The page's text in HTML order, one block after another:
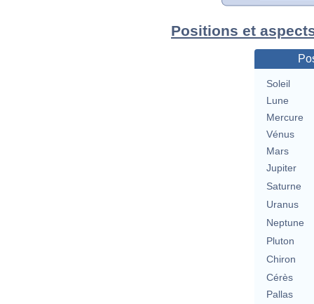
Positions et
Soleil
Lune
Mercure
Vénus
Mars
Jupiter
Saturne
Uranus
Neptune
Pluton
Chiron
Cérès
Pallas